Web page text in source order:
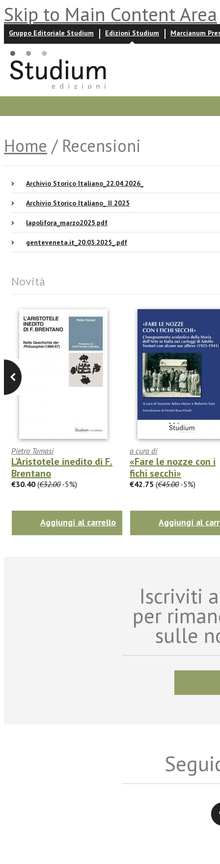
Skip to Main Content Area
Gruppo Editoriale Studium Edizioni Studium Marcianum
Home / Recensioni
Archivio Storico Italiano_22.04.2026_
Archivio Storico Italiano_ II 2025
lapolifora_marzo2025.pdf
genteveneta.it_20.03.2025_.pdf
Novità
Pietro Tomasi
L'Aristotele inedito di F.
Brentano
€30.40 (€32.00-5%)
Aggiungi al carrello
a cura di
«Fare le nozze con i
fichi secchi»
€42.75 (€45.00-5%)
Aggiungi al
Iscriviti
per
sulle